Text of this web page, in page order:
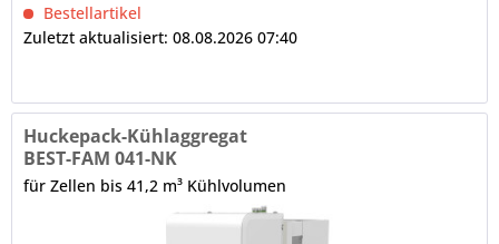
Bestellartikel
Zuletzt aktualisiert: 08.08.2026 07:40
Huckepack-Kühlaggregat
BEST-FAM 041-NK
für Zellen bis 41,2 m³ Kühlvolumen